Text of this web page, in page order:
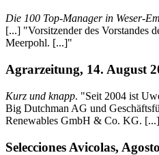
Die 100 Top-Manager in Weser-
[...] "Vorsitzender des Vorstandes
Meerpohl. [...]"
Agrarzeitung, 14. August
Kurz und knapp. "Seit 2004 ist
Big Dutchman AG und
Renewables GmbH & Co. KG.
Selecciones Avicolas,